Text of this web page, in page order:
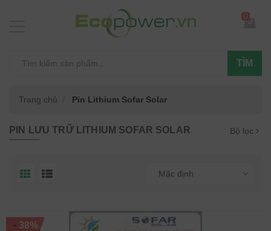
TÌM
0
Trang chủ Pin Lithium Sofar Solar
PIN LƯU TRỮ LITHIUM SOFAR SOLAR Bộ lọc
Mặc định
-38%